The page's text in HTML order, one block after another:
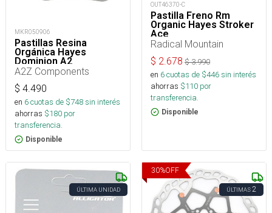
MKR050906
Pastillas Resina
Orgánica Hayes
Dominion A2
A2Z Components
$ 4.490
en 6cuotas de $748sin interés
ahorras $180 por
transferencia.
Disponible
OUT46370-C
Pastilla Freno Rm
Organic Hayes Stroker
Ace
Radical Mountain
$ 2.678 $3.990
en 6cuotas de $446sin interés
ahorras $110 por
transferencia.
Disponible
ÚLTIMA UNIDAD
30%OFF
ÚLTIMAS2